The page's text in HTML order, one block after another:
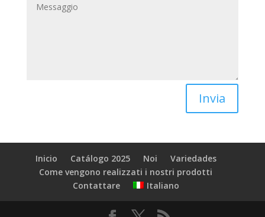
Invia
Inicio Catálogo 2025 Noi
Variedades
Come vengono realizzati i nostri prodotti
Contattare
Italiano